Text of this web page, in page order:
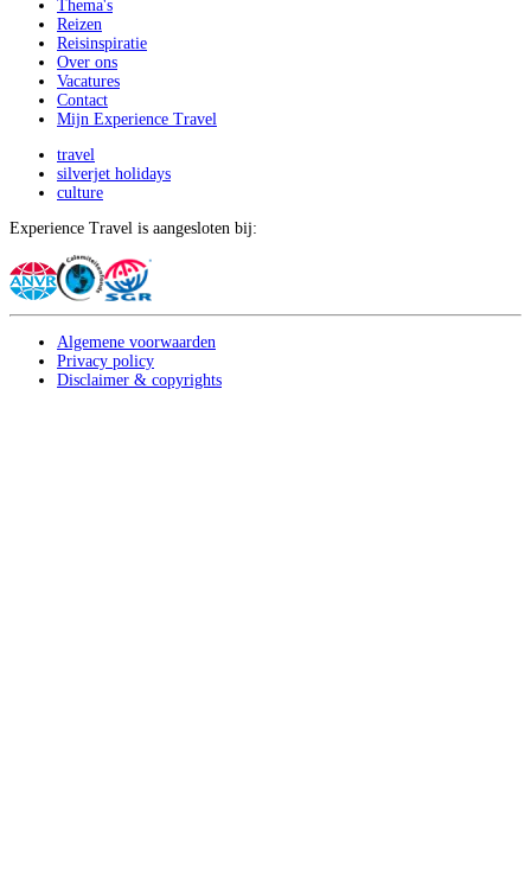
Thema's
Reizen
Reisinspiratie
Over ons
Vacatures
Contact
Mijn Experience Travel
travel
silverjet holidays
culture
Experience Travel is aangesloten bij:
Algemene voorwaarden
Privacy policy
Disclaimer & copyrights